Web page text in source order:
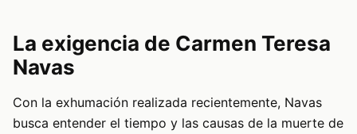
La exigencia de Carmen Teresa
Navas
Con la exhumación realizada recientemente, Navas
busca entender el tiempo y las causas de la muerte de